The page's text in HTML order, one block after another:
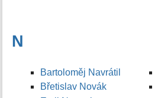
N
Bartoloměj Navrátil
Břetislav Novák